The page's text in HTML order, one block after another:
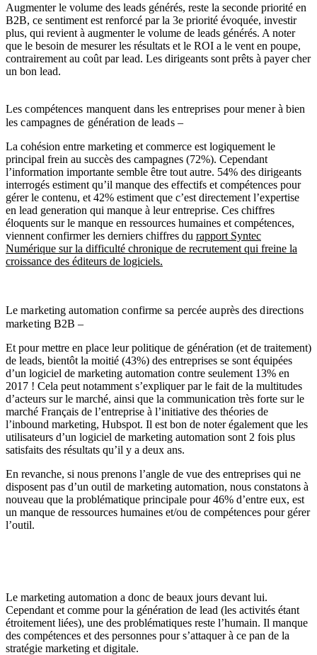
Augmenter le volume des leads générés, reste la seconde priorité en
B2B, ce sentiment est renforcé par la 3e priorité évoquée, investir
plus, qui revient à augmenter le volume de leads générés. A noter
que le besoin de mesurer les résultats et le ROI a le vent en poupe,
contrairement au coût par lead. Les dirigeants sont prêts à payer cher
un bon lead.
Les compétences manquent dans les entreprises pour mener à bien
les campagnes de génération de leads –
La cohésion entre marketing et commerce est logiquement le
principal frein au succès des campagnes (72%). Cependant
l’information importante semble être tout autre. 54% des dirigeants
interrogés estiment qu’il manque des effectifs et compétences pour
gérer le contenu, et 42% estiment que c’est directement l’expertise
en lead generation qui manque à leur entreprise. Ces chiffres
éloquents sur le manque en ressources humaines et compétences,
viennent confirmer les derniers chiffres du rapport Syntec
Numérique sur la difficulté chronique de recrutement qui freine la
croissance des éditeurs de logiciels.
Le marketing automation confirme sa percée auprès des directions
marketing B2B –
Et pour mettre en place leur politique de génération (et de traitement)
de leads, bientôt la moitié (43%) des entreprises se sont équipées
d’un logiciel de marketing automation contre seulement 13% en
2017 ! Cela peut notamment s’expliquer par le fait de la multitudes
d’acteurs sur le marché, ainsi que la communication très forte sur le
marché Français de l’entreprise à l’initiative des théories de
l’inbound marketing, Hubspot. Il est bon de noter également que les
utilisateurs d’un logiciel de marketing automation sont 2 fois plus
satisfaits des résultats qu’il y a deux ans.
En revanche, si nous prenons l’angle de vue des entreprises qui ne
disposent pas d’un outil de marketing automation, nous constatons à
nouveau que la problématique principale pour 46% d’entre eux, est
un manque de ressources humaines et/ou de compétences pour gérer
l’outil.
Le marketing automation a donc de beaux jours devant lui.
Cependant et comme pour la génération de lead (les activités étant
étroitement liées), une des problématiques reste l’humain. Il manque
des compétences et des personnes pour s’attaquer à ce pan de la
stratégie marketing et digitale.